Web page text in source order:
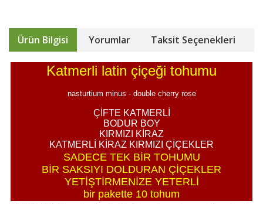
Ürün Bilgisi Yorumlar Taksit Seçenekleri
Katmerli latin çiçeği tohumu
nasturtium minus - double cherry rose
ÇİFTE KATMERLİ
BODUR BOY
KIRMIZI KİRAZ
KATMERLİ KİRAZ KIRMIZI ÇİÇEKLER
SADECE TEK BİR TOHUMU
BİR SAKSIYI DOLDURAN ÇİÇEKLER
YETİŞTİRMENİZE YETERLİ
bir pakette 10 tohum